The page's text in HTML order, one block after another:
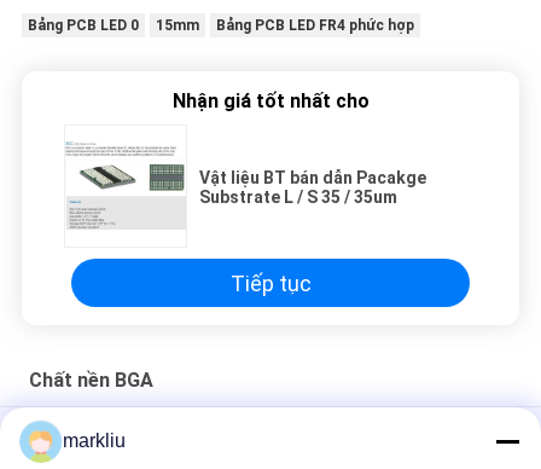
Bảng PCB LED 0 15mm Bảng PCB LED FR4 phức hợp
Nhận giá tốt nhất cho
Vật liệu BT bán dẫn Pacakge
Substrate L / S 35 / 35um
Tiếp tục
Chất nền BGA
Sản xuất chất nền của module RF/mmwave
markliu